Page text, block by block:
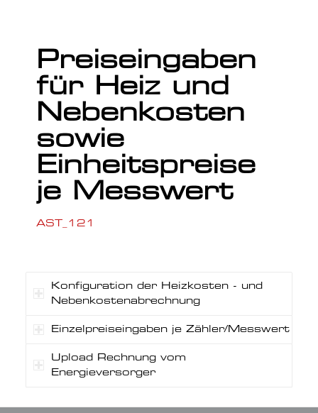
Preiseingaben
für Heiz und
Nebenkosten
sowie
Einheitspreise
je Messwert
AST_121
Konfiguration der Heizkosten - und
Nebenkostenabrechnung
Einzelpreiseingaben je Zähler/Messwert
Upload Rechnung vom
Energieversorger